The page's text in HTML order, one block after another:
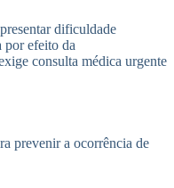
dificuldade
por efeito da
consulta médica urgente
prevenir a ocorrência de